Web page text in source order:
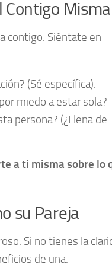
Contigo Misma
contigo. Siéntate en
(Sé específica).
miedo a estar sola?
persona? (¿Llena de
a ti misma sobre lo
su Pareja
Si no tienes la
de una.